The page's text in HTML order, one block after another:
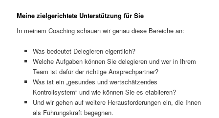
Meine zielgerichtete Unterstützung für Sie
In meinem Coaching schauen wir genau diese Bereiche an:
Was bedeutet Delegieren eigentlich?
Welche Aufgaben können Sie delegieren und wer in Ihrem
Team ist dafür der richtige Ansprechpartner?
Was ist ein „gesundes und wertschätzendes
Kontrollsystem“ und wie können Sie es etablieren?
Und wir gehen auf weitere Herausforderungen ein, die Ihnen
als Führungskraft begegnen.